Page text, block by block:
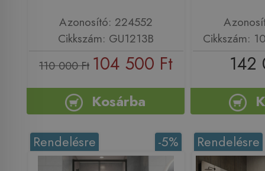
Azonosító: 224552
Cikkszám: GU1213B
110 000 Ft 104 500 Ft
Kosárba
Cikkszám:
142
-5%
Rendelésre Rendelésre